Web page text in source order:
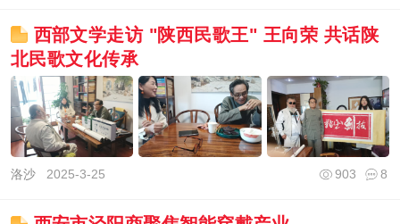
西部文学走访 "陕西民歌王" 王向荣 共话陕
北民歌文化传承
洛沙2025-3-25 8
903